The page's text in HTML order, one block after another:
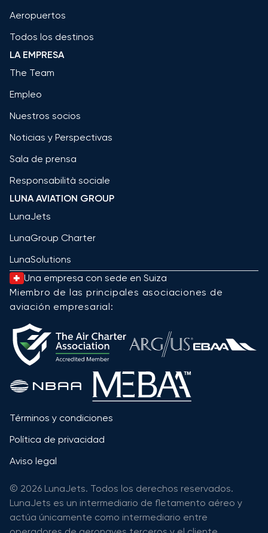
Aeropuertos
Todos los destinos
LA EMPRESA
The Team
Empleo
Nuestros socios
Noticias y Perspectivas
Sala de prensa
Responsabilità sociale
LUNA AVIATION GROUP
LunaJets
LunaGroup Charter
LunaSolutions
Una empresa con sede en Suiza
Miembro de las principales asociaciones de
aviación empresarial:
Términos y condiciones
Política de privacidad
Aviso legal
© 2026 LunaJets. Todos los derechos reservados.
LunaJets es un intermediario de fletamento aéreo y
actúa únicamente como intermediario entre